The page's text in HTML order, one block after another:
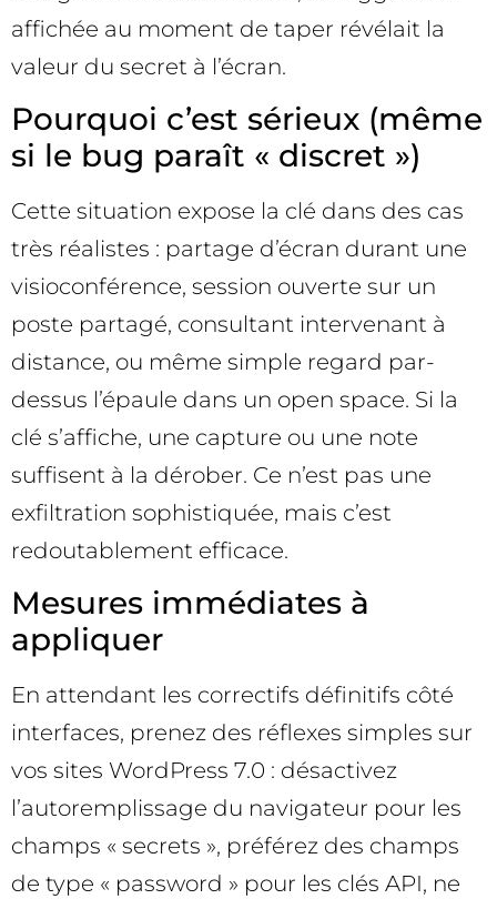
affichée au moment de taper révélait la
valeur du secret à l’écran.
Pourquoi c’est sérieux (même
si le bug paraît « discret »)
Cette situation expose la clé dans des cas
très réalistes : partage d’écran durant une
visioconférence, session ouverte sur un
poste partagé, consultant intervenant à
distance, ou même simple regard par-
dessus l’épaule dans un open space. Si la
clé s’affiche, une capture ou une note
suffisent à la dérober. Ce n’est pas une
exfiltration sophistiquée, mais c’est
redoutablement efficace.
Mesures immédiates à
appliquer
En attendant les correctifs définitifs côté
interfaces, prenez des réflexes simples sur
vos sites WordPress 7.0 : désactivez
l’autoremplissage du navigateur pour les
champs « secrets », préférez des champs
de type « password » pour les clés API, ne